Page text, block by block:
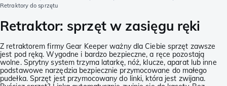
Retraktory do sprzętu
Retraktor: sprzęt w zasięgu ręki
Z retraktorem firmy Gear Keeper ważny dla Ciebie sprzęt zawsze
jest pod ręką. Wygodne i bardzo bezpieczne, a ręce pozostają
wolne. Sprytny system trzyma latarkę, nóż, klucze, aparat lub inne
podstawowe narzędzia bezpiecznie przymocowane do małego
pudełka. Sprzęt jest przymocowany do linki, która jest zwijana.